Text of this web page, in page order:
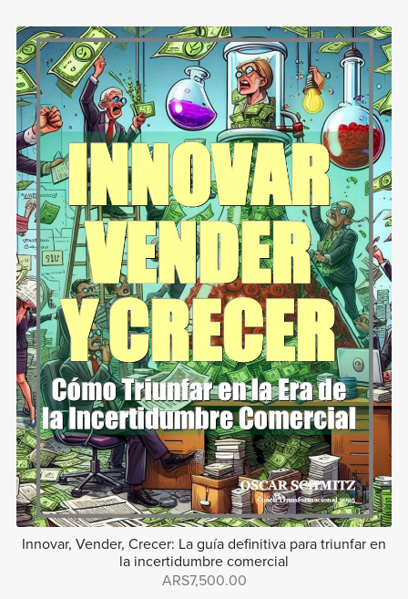
Innovar, Vender, Crecer: La guía definitiva para triunfar en
la incertidumbre comercial
ARS7,500.00